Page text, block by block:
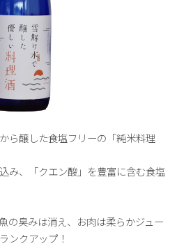
ら醸した食塩フリーの「純米料理
み、「クエン酸」を豊富に含む食塩
の臭みは消え、お肉は柔らかジュー
ンクアップ！